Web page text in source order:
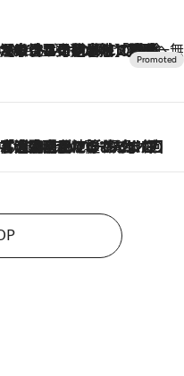
星野リゾート】唯一無二。癒しと発見が待つ場所へ
2026.8.7
【トンボの足水浴】ヒノキの香りに包まれて涼感マックス！約13℃の湧水かけ流しを避暑地「星野温泉 トンボの湯」で体験
稲の勝手に再ブーム
2026.8.7
「湘南乃風に憧れて」観客大盛上がりの“タオル回し”に、ラッパー顔負けの高速歌唱まで…さだまさし（74）のアグレッシブすぎる現在地